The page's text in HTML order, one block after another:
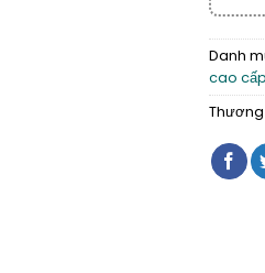
Danh
cao
Thương